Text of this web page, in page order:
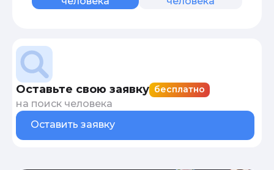
Оставьте свою заявку бесплатно
на поиск человека
Оставить заявку